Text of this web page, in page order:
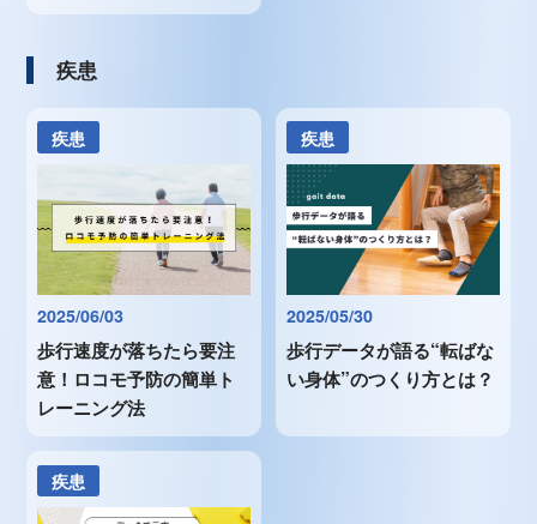
疾患
疾患
2025/06/03
歩行速度が落ちたら要注
意！ロコモ予防の簡単ト
レーニング法
疾患
2025/05/30
歩行データが語る“転ばな
い身体”のつくり方とは？
疾患